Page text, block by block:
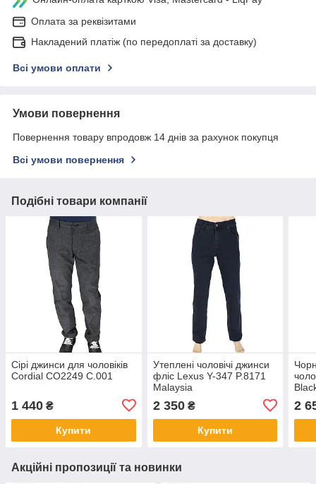
Оплата за реквізитами
Накладений платіж (по передоплаті за доставку)
Всі умови оплати
Умови повернення
Повернення товару впродовж 14 днів за рахунок покупця
Всі умови повернення
Подібні товари компанії
Сірі джинси для чоловіків
Cordial CO2249 C.001
1 440 ₴
Купити
Утеплені чоловічі джинси
фліс Lexus Y-347 P.8171
Malaysia
2 350₴
Купити
2
Акційні пропозиції та новинки